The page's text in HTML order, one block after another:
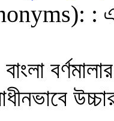
: :
বাংলা